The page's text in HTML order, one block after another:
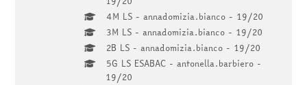
4M LS - annadomizia.bianco - 19/20
3M LS - annadomizia.bianco - 19/20
2B LS - annadomizia.bianco - 19/20
5G LS ESABAC - antonella.barbiero -
19/20